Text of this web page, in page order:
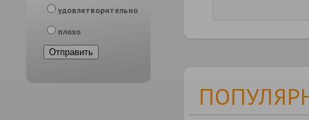
удовлетворительно
плохо